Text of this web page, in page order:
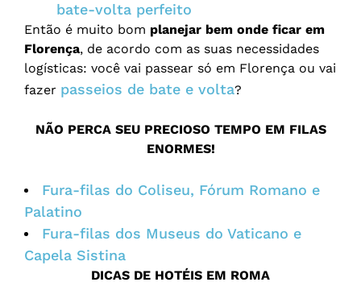
bate-volta perfeito
Então é muito bom planejar bem onde ficar em
Florença, de acordo com as suas necessidades
logísticas: você vai passear só em Florença ou vai
fazer passeios de bate e volta?
NÃO PERCA SEU PRECIOSO TEMPO EM FILAS
ENORMES!
Fura-filas do Coliseu, Fórum Romano e
Palatino
Fura-filas dos Museus do Vaticano e
Capela Sistina
DICAS DE HOTÉIS EM ROMA